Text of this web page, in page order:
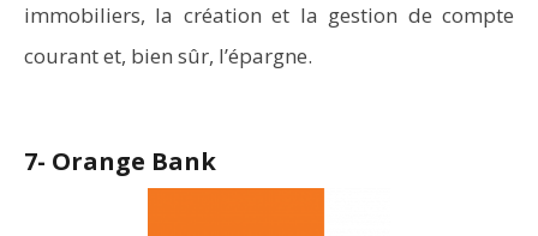
immobiliers, la création et la gestion de compte
courant et, bien sûr, l’épargne.
7- Orange Bank